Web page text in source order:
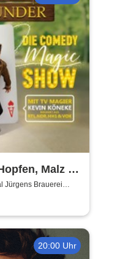
Malz &
Köneke
Jürgens Brauerei
20:00 Uhr